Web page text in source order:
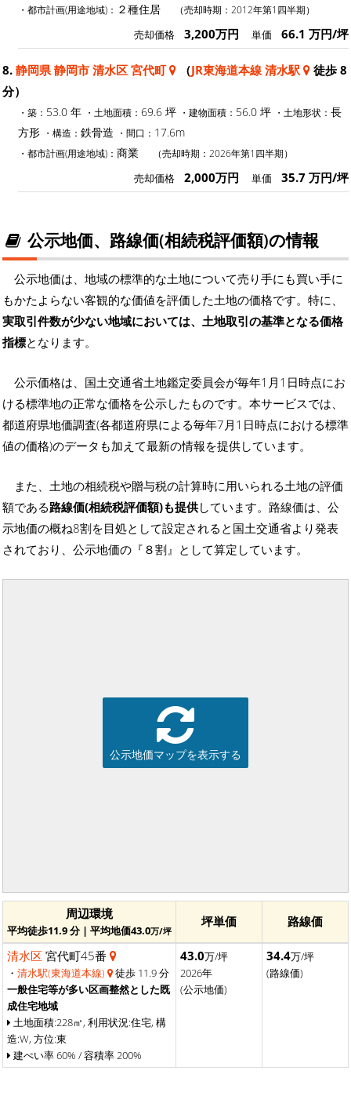
・都市計画(用途地域)： ２種住居 （売却時期：2012年第1四半期）
売却価格 3,200万円 単価 66.1 万円/坪
8. 静岡県 静岡市 清水区 宮代町 （JR東海道本線 清水駅
徒歩 8
分）
・築： 53.0 年 ・土地面積： 69.6 坪 ・建物面積： 56.0 坪 ・土地形状： 長
方形 ・構造： 鉄骨造 ・間口： 17.6m
・都市計画(用途地域)： 商業 （売却時期：2026年第1四半期）
売却価格 2,000万円 単価 35.7 万円/坪
公示地価、路線価(相続税評価額)の情報
公示地価は、地域の標準的な土地について売り手にも買い手に
もかたよらない客観的な価値を評価した土地の価格です。特に、
実取引件数が少ない地域においては、土地取引の基準となる価格
指標となります。
公示価格は、国土交通省土地鑑定委員会が毎年1月1日時点にお
ける標準地の正常な価格を公示したものです。本サービスでは、
都道府県地価調査(各都道府県による毎年7月1日時点における標準
値の価格)のデータも加えて最新の情報を提供しています。
また、土地の相続税や贈与税の計算時に用いられる土地の評価
額である路線価(相続税評価額)も提供しています。路線価は、公
示地価の概ね8割を目処として設定されると国土交通省より発表
されており、公示地価の『８割』として算定しています。
公示地価マップを表示する
周辺環境
平均徒歩11.9 分 | 平均地価43.0万/坪
坪単価 路線価
清水区 宮代町45番
・ 清水駅(東海道本線)
徒歩 11.9 分
一般住宅等が多い区画整然とした既
成住宅地域
土地面積:228㎡, 利用状況:住宅, 構
造:W, 方位:東
建ぺい率 60% / 容積率 200%
43.0万/坪
2026年
(公示地価)
34.4万/坪
(路線価)